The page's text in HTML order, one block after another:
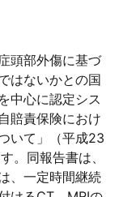
頭部外傷に基づ
はないかとの国
中心に認定シス
賠責保険におけ
いて」（平成23
。同報告書は、
、一定時間継続